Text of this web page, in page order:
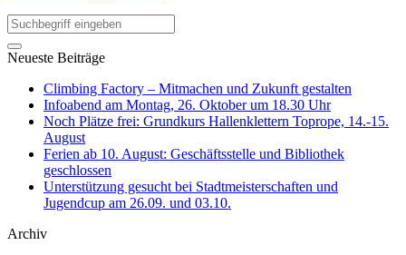
Neueste Beiträge
Climbing Factory – Mitmachen und Zukunft gestalten
Infoabend am Montag, 26. Oktober um 18.30 Uhr
Noch Plätze frei: Grundkurs Hallenklettern Toprope, 14.-15.
August
Ferien ab 10. August: Geschäftsstelle und Bibliothek
geschlossen
Unterstützung gesucht bei Stadtmeisterschaften und
Jugendcup am 26.09. und 03.10.
Archiv